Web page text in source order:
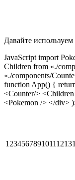
Давайте
JavaScript import
Children from «./
«./components/
function App() {
<Counter/>
<Pokemon /> </div>